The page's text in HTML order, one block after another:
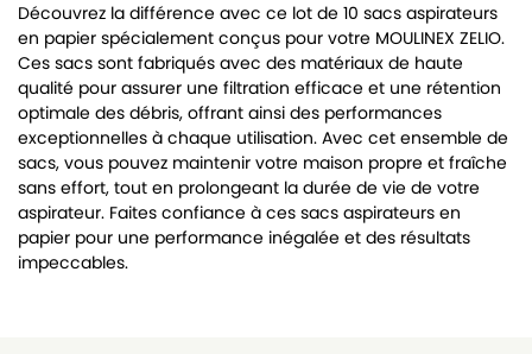
Découvrez la différence avec ce lot de 10 sacs aspirateurs
en papier spécialement conçus pour votre MOULINEX ZELIO.
Ces sacs sont fabriqués avec des matériaux de haute
qualité pour assurer une filtration efficace et une rétention
optimale des débris, offrant ainsi des performances
exceptionnelles à chaque utilisation. Avec cet ensemble de
sacs, vous pouvez maintenir votre maison propre et fraîche
sans effort, tout en prolongeant la durée de vie de votre
aspirateur. Faites confiance à ces sacs aspirateurs en
papier pour une performance inégalée et des résultats
impeccables.